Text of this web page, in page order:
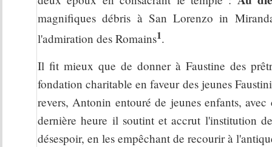
magnifiques débris à San Lorenzo in
l'admiration des Romains1.
Il fit mieux que de donner à Faustine des
fondation charitable en faveur des jeunes
revers, Antonin entouré de jeunes enfants,
dernière heure il soutint et accrut l'institution
désespoir, en les empêchant de recourir à